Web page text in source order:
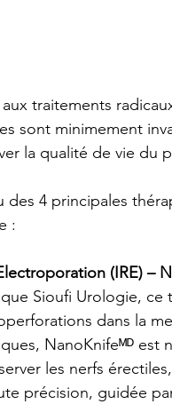
traitements
sont minimement
la qualité de vie du
des 4 principales
:
(IRE) –
Sioufi Urologie, ce
dans la
NanoKnifeᴹᴰ
les nerfs
précision, guidée